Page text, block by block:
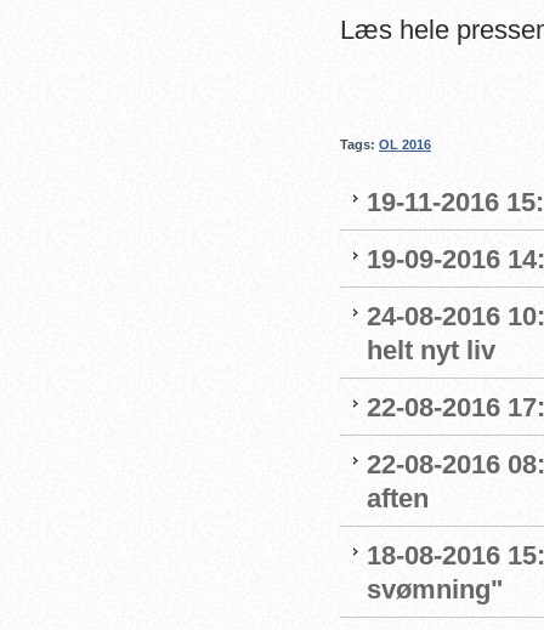
Læs hele
Tags: OL 2016
19-11-2016
19-09-2016
24-08-2016
helt nyt liv
22-08-2016
22-08-2016
aften
18-08-2016
svømning"